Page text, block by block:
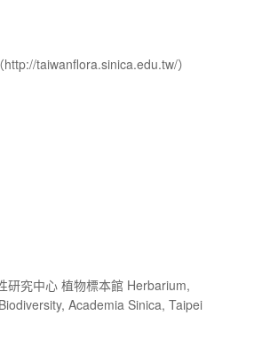
taiwanflora.sinica.edu.tw/）
研究中心 植物標本館 Herbarium,
Academia Sinica, Taipei